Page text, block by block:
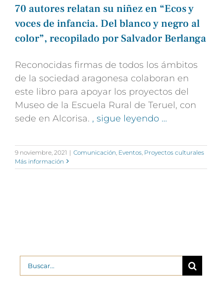
70 autores relatan su niñez en “Ecos y
voces de infancia. Del blanco y negro al
color”, recopilado por Salvador Berlanga
Reconocidas firmas de todos los ámbitos
de la sociedad aragonesa colaboran en
este libro para apoyar los proyectos del
Museo de la Escuela Rural de Teruel, con
sede en Alcorisa. , sigue leyendo …
9 noviembre, 2021 | Comunicación Eventos Proyectos culturales
Más información
Buscar: